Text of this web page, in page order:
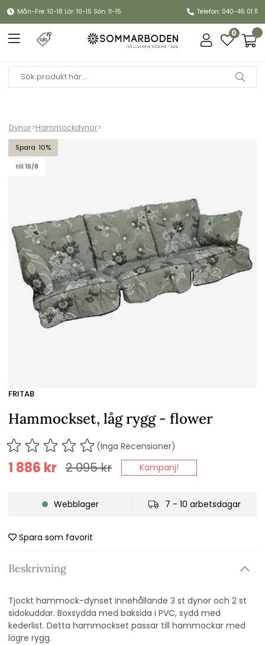
Mån-Fre: 10-18 Lör: 10-15 Sön: 11-15 Telefon: 040-45 01 11
0
Dynor>Hammockdynor>
10
till 16/8
Hammockset, låg rygg - flower
FRITAB
Hammockset, låg rygg - flower
(Inga Recensioner)
2 095kr
1 886 kr Kampanj!
Webblager 7 - 10 arbetsdagar
Spara som favorit
Beskrivning
Tjockt hammock-dynset innehållande 3 st dynor och 2 st
sidokuddar. Boxsydda med baksida i PVC, sydd med
kederlist. Detta hammockset passar till hammockar med
lägre rygg.